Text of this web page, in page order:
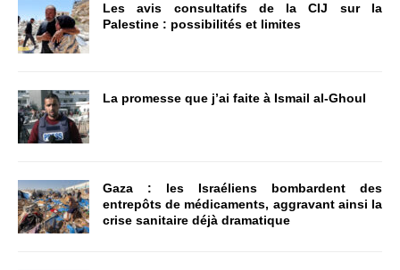
Les avis consultatifs de la CIJ sur la
Palestine : possibilités et limites
La promesse que j’ai faite à Ismail al-Ghoul
Gaza : les Israéliens bombardent des
entrepôts de médicaments, aggravant ainsi la
crise sanitaire déjà dramatique